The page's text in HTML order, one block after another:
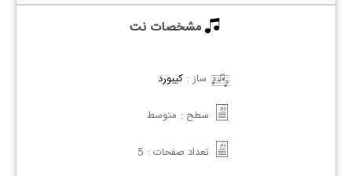
مشخصات نت
ساز : کیبورد
سطح : متوسط
تعداد صفحات : 5